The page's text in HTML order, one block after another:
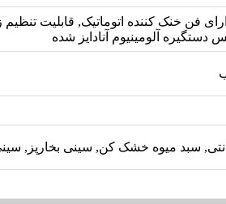
فن خنک کننده اتوماتیک, قابلیت
آلومینیوم آنادایز شده
سبد میوه خشک کن, سینی بخارپز,